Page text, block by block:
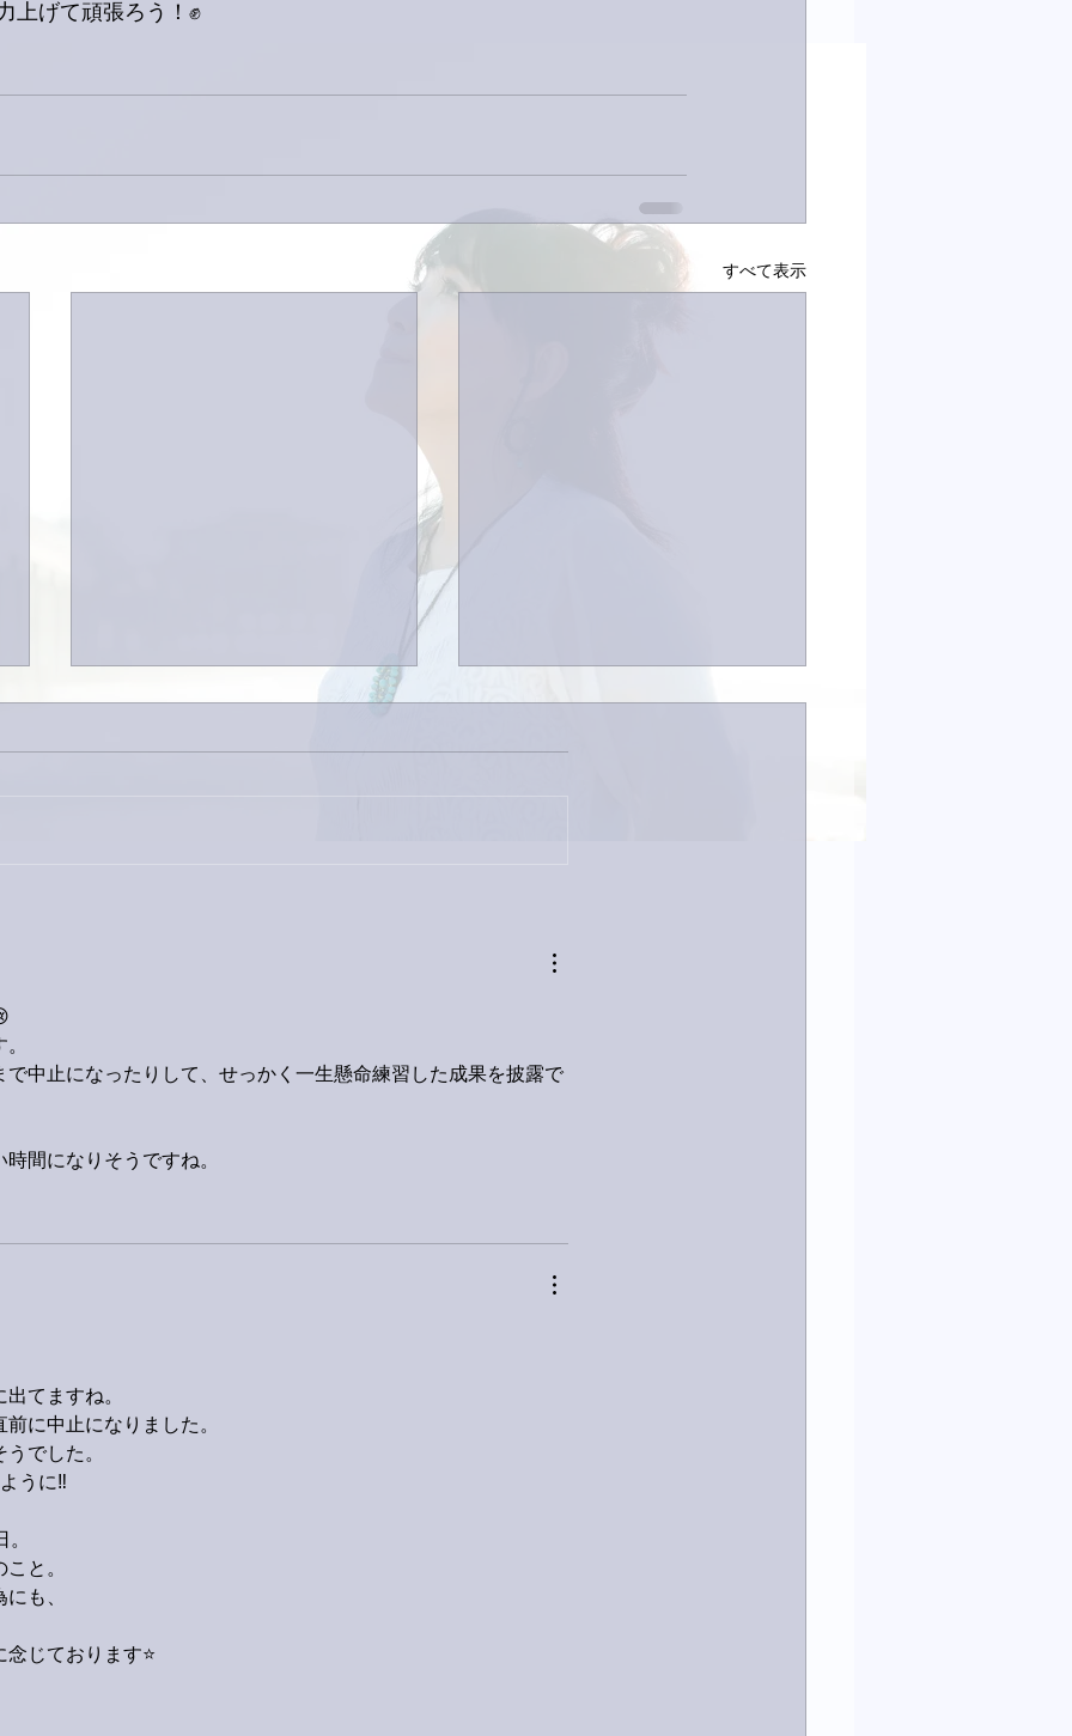
上げて頑張ろう！✊
すべて表示
中止になったりして、せっかく一生懸命練習した成果を披露で
間になりそうですね。
てますね。
に中止になりました。
でした。
うに‼️
と。
も、
じております⭐️